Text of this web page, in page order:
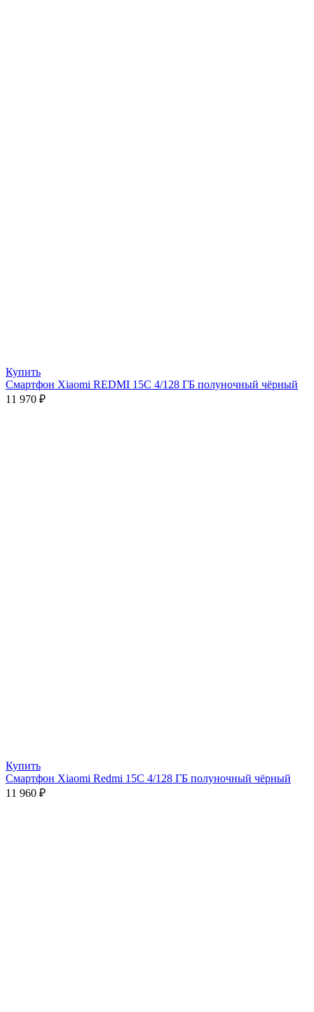
Купить
Смартфон Xiaomi REDMI 15C 4/128 ГБ полуночный чёрный
11 970 ₽
Купить
Смартфон Xiaomi Redmi 15C 4/128 ГБ полуночный чёрный
11 960 ₽